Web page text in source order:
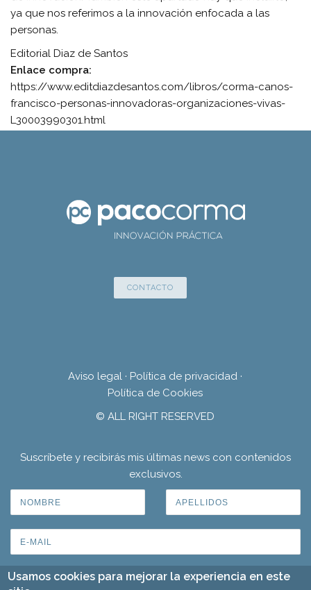
ya que nos referimos a la innovación enfocada a las
personas.
Editorial Diaz de Santos
Enlace compra:
https://www.editdiazdesantos.com/libros/corma-canos-
francisco-personas-innovadoras-organizaciones-vivas-
L30003990301.html
CONTACTO
Aviso legal · Política de privacidad ·
Política de Cookies
© ALL RIGHT RESERVED
Suscríbete y recibirás mis últimas news con contenidos
exclusivos.
Usamos cookies para mejorar la experiencia en este